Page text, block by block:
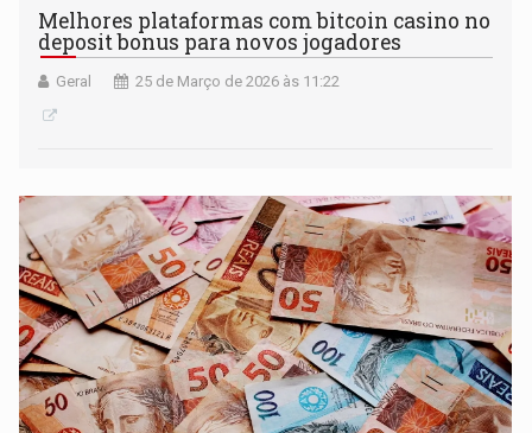
Melhores plataformas com bitcoin casino no
deposit bonus para novos jogadores
Geral 25 de Março de 2026 às 11:22